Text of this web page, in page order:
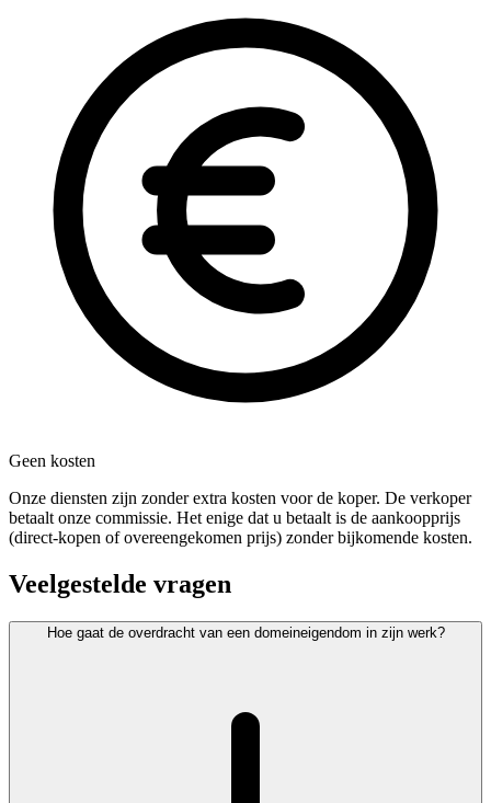
Geen kosten
Onze diensten zijn zonder extra kosten voor de koper. De verkoper
betaalt onze commissie. Het enige dat u betaalt is de aankoopprijs
(direct-kopen of overeengekomen prijs) zonder bijkomende kosten.
Veelgestelde vragen
Hoe gaat de overdracht van een domeineigendom in zijn werk?